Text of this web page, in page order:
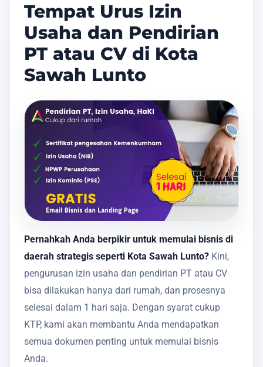
Tempat Urus Izin
Usaha dan Pendirian
PT atau CV di Kota
Sawah Lunto
Pernahkah Anda berpikir untuk memulai bisnis di
daerah strategis seperti Kota Sawah Lunto? Kini,
pengurusan izin usaha dan pendirian PT atau CV
bisa dilakukan hanya dari rumah, dan prosesnya
selesai dalam 1 hari saja. Dengan syarat cukup
KTP, kami akan membantu Anda mendapatkan
semua dokumen penting untuk memulai bisnis
Anda.